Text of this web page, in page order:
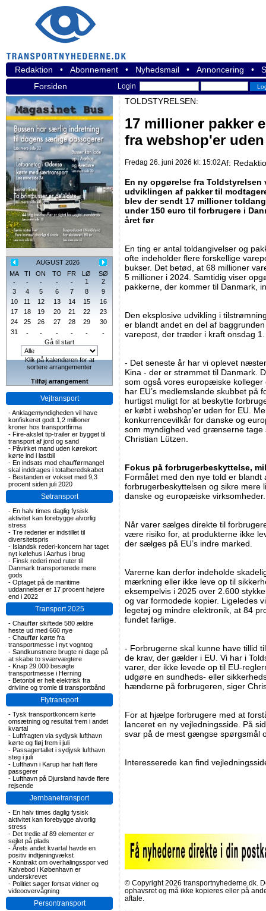
Redaktion • Abonnement • Nyhedsmail • Annoncering •
Forsiden
Login
AUGUST 2026
MA
TI ON TO FR LØ
SØ
-
- - - - 1
2
3
4 5 6 7 8
9
10
11 12 13 14 15
16
17
18 19 20 21 22
23
24
25 26 27 28 29
30
31
- - - - -
-
Gå til start
Klik på kalenderen for at
sortere arrangementer
Tilføj arrangement
Vejtransport
-Anklagemyndigheden vil have
konfiskeret godt 1,2 millioner
kroner hos transportfirma
- Fire-akslet tip-trailer er bygget til
transport af jord og sand
- Påvirket mand uden kørekort
kørte ind i lastbil
- En indsats mod chaufførmangel
skal inddrages i totalberedskabet
- Bestanden er vokset med 9,3
procent siden juli 2020
Søtransport
- En halv times daglig fysisk
aktivitet kan forebygge alvorlig
stress
- Tre rederier er indstillet til
diversitetspris
- Islandsk rederi-koncern har taget
nyt kølehus i Aarhus i brug
- Finsk rederi med ruter til
Danmark transporterede mere
gods
- Optaget på de maritime
uddannelser er 17 procent højere
end i 2022
Transport 2025
- Chauffør skiftede 580 ældre
heste ud med 660 nye
- Chauffør kørte fra
transportmesse i nyt vogntog
- Sandkunstnere brugte ni dage på
at skabe to sværvægtere
- Knap 29.000 besøgte
transportmesse i Herning
- Betonbil er helt elektrisk fra
drivline og tromle til transportbånd
Flytransport
- Tysk transportkoncern kørte
omsætning og resultat frem i andet
kvartal
- Luftfragten via sydjysk lufthavn
kørte og fløj frem i juli
- Passagertallet i sydjysk lufthavn
steg i juli
- Lufthavn i Karup har haft flere
passgerer
- Lufthavn på Djursland havde flere
rejsende
Jernbanetransport
- En halv times daglig fysisk
aktivitet kan forebygge alvorlig
stress
- Det tredie af 89 elementer er
sejlet på plads
- Årets andet kvartal havde en
positiv indtjeningvækst
- Kontrakt om overhalingsspor ved
Kalvebod i København er
underskrevet
- Politiet søger fortsat vidner og
videoovervågning
Persontransport
TOLDSTYRELSEN:
17 millioner pakker
fra webshop'er
Fredag 26. juni 2026 kl: 15:02Af:
En ny opgørelse fra Toldstyrelsen
udviklingen af pakker til
blev der sendt 17 millioner
under 150 euro til forbrugere i
året før
En ting er antal toldangivelser og
ofte indeholder flere forskellige
bukser. Det betød, at 68 millioner
5 millioner i 2024. Samtidig viser
pakkerne, der kommer til Danmark,
Den eksplosive udvikling i
er blandt andet en del af
varepost, der træder i kraft onsdag
- Det seneste år har vi oplevet
Kina - der er strømmet til Danmark.
som også vores europæiske
har EU’s medlemslande skubbet på
hurtigst muligt for at beskytte
er købt i webshop'er uden for EU.
konkurrencevilkår for danske og
som myndighed ved grænserne
Christian Lützen.
Fokus på forbrugerbeskyttelse,
Formålet med den nye told er blandt
forbrugerbeskyttelsen og sikre mere
danske og europæiske virksomheder.
Når varer sælges direkte til
være risiko for, at produkterne ikke
der sælges på EU’s indre marked.
Varerne kan derfor indeholde
mærkning eller ikke leve op til
eksempelvis i 2025 over 2.600
og var formodede kopier. Ligeledes
legetøj og mindre elektronik, at 84
fundet farlige.
- Forbrugerne skal kunne have tillid
de krav, der gælder i EU. Vi har i
varer, der ikke levede op til EU-
udgøre en sundheds- eller
hænderne på forbrugeren, siger
For at hjælpe forbrugere med at
lanceret en ny vejledningsside. På
svar på de mest gængse spørgsmål
Interesserede kan find
© Copyright 2026 transportnyhederne.dk.
ophavsret og må ikke kopieres eller på
aftale.